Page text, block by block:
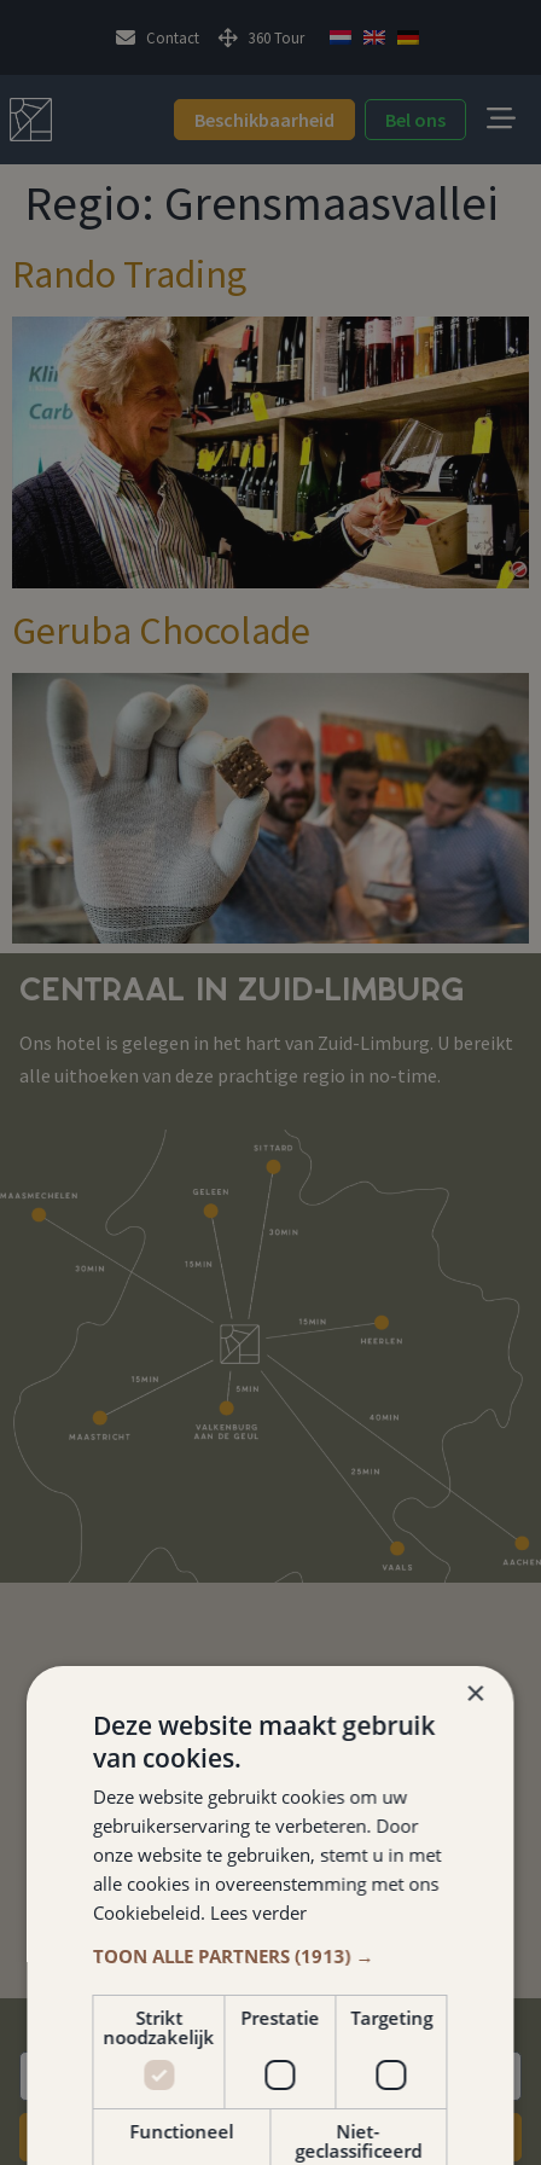
Contact 360 Tour
Beschikbaarheid Bel ons
Regio: Grensmaasvallei
Rando Trading
Geruba Chocolade
CENTRAAL IN ZUID-LIMBURG
Ons hotel is gelegen in het hart van Zuid-Limburg. U bereikt
alle uithoeken van deze prachtige regio in no-time.
PRIMA SCHONE KAMER EN
UITSTEKEND ONTBIJT.
FIETSEN KUNNEN IN
AFGESLOTEN RUIMTE
GEPLAATST WORDEN. RUIME
PARKEERPLAATS.
Nina
BESTE PRIJSGARANTIE
×
Deze website maakt gebruik
van cookies.
Deze website gebruikt cookies om uw
gebruikerservaring te verbeteren. Door
onze website te gebruiken, stemt u in met
alle cookies in overeenstemming met ons
Cookiebeleid. Lees verder
TOON ALLE PARTNERS (1913) →
Strikt
noodzakelijk
Prestatie Targeting
Functioneel
Niet-
geclassificeerd